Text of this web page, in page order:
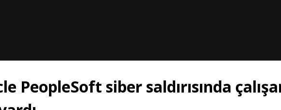
PeopleSoft siber saldırısında